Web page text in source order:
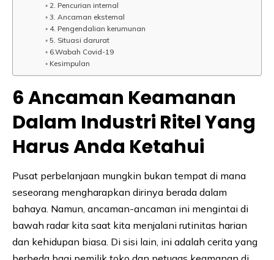
2. Pencurian internal
3. Ancaman eksternal
4. Pengendalian kerumunan
5. Situasi darurat
6.Wabah Covid-19
Kesimpulan
6 Ancaman Keamanan
Dalam Industri Ritel Yang
Harus Anda Ketahui
Pusat perbelanjaan mungkin bukan tempat di mana
seseorang mengharapkan dirinya berada dalam
bahaya. Namun, ancaman-ancaman ini mengintai di
bawah radar kita saat kita menjalani rutinitas harian
dan kehidupan biasa. Di sisi lain, ini adalah cerita yang